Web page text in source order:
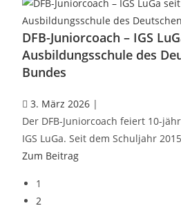
DFB-Juniorcoach – IGS
Ausbildungsschule des
Bundes
3. März 2026 |
Der DFB-Juniorcoach feiert 10-
IGS LuGa. Seit dem Schuljahr
Zum Beitrag
1
2